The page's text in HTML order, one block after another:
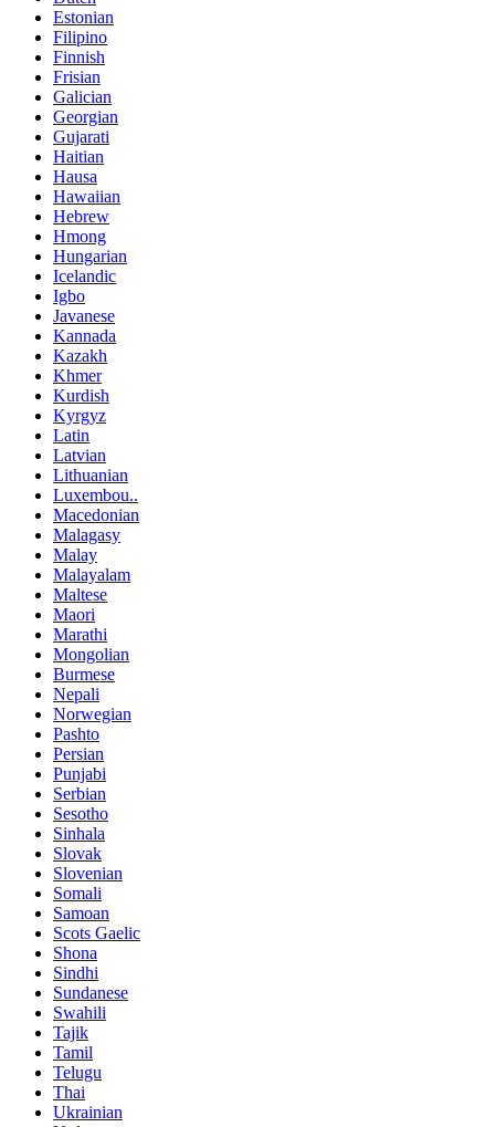
Estonian
Filipino
Finnish
Frisian
Galician
Georgian
Gujarati
Haitian
Hausa
Hawaiian
Hebrew
Hmong
Hungarian
Icelandic
Igbo
Javanese
Kannada
Kazakh
Khmer
Kurdish
Kyrgyz
Latin
Latvian
Lithuanian
Luxembou..
Macedonian
Malagasy
Malay
Malayalam
Maltese
Maori
Marathi
Mongolian
Burmese
Nepali
Norwegian
Pashto
Persian
Punjabi
Serbian
Sesotho
Sinhala
Slovak
Slovenian
Somali
Samoan
Scots Gaelic
Shona
Sindhi
Sundanese
Swahili
Tajik
Tamil
Telugu
Thai
Ukrainian